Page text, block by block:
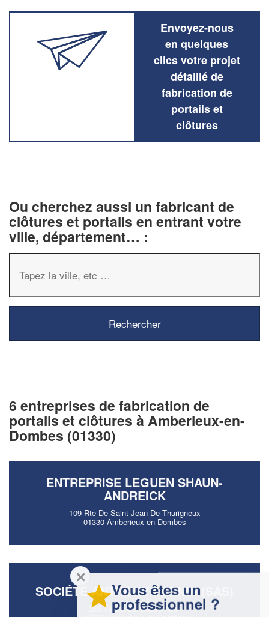
Envoyez-nous
en quelques
clics votre projet
détaillé de
fabrication de
portails et
clôtures
Ou cherchez aussi un fabricant de
clôtures et portails en entrant votre
ville, département… :
6 entreprises de fabrication de
portails et clôtures à Amberieux-en-
Dombes (01330)
ENTREPRISE LEGUEN SHAUN-
ANDREICK
109 Rte De Saint Jean De Thurigneux
01330 Amberieux-en-Dombes
SOCIÉTÉ ANTHONY PERNIN (SAS)
268 Route Du Gouverneur
✕
Vous êtes un
professionnel ?